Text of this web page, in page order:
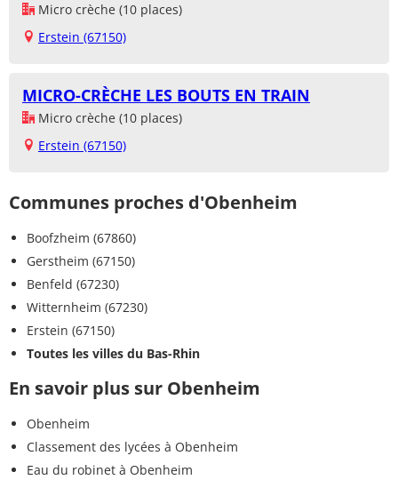
Micro crèche (10 places)
Erstein (67150)
MICRO-CRÈCHE LES BOUTS EN TRAIN
Micro crèche (10 places)
Erstein (67150)
Communes proches d'Obenheim
Boofzheim (67860)
Gerstheim (67150)
Benfeld (67230)
Witternheim (67230)
Erstein (67150)
Toutes les villes du Bas-Rhin
En savoir plus sur Obenheim
Obenheim
Classement des lycées à Obenheim
Eau du robinet à Obenheim